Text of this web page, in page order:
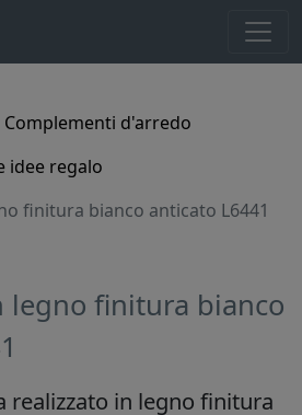
Complementi d'arredo
idee regalo
finitura bianco anticato L6441
legno finitura bianco
realizzato in legno finitura